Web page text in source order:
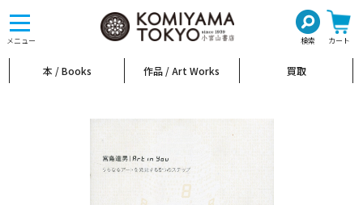
メニュー 検索 カート
toggle
navigation
本 / Books 作品 / Art Works 買取